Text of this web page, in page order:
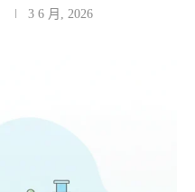
3 6 月, 2026